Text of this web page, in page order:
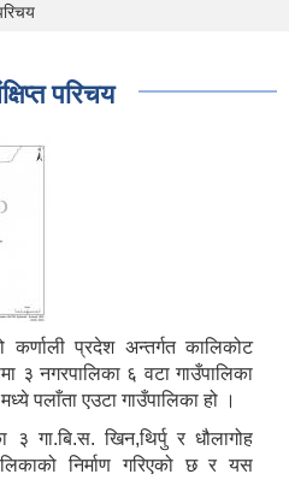
परिचय
कर्णाली प्रदेश अन्तर्गत कालिकोट
३ नगरपालिका ६ वटा गाउँपालिका
पलाँता एउटा गाउँपालिका हो ।
गा.बि.स. खिन,थिर्पु र धौलागोह
निर्माण गरिएको छ र यस